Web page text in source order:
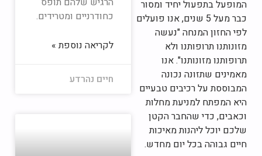
המופעל בתפעול יחיד ומסור
כבר מעל 5 שנים, אנו פועלים
לפי החזון המנחה "נעשה
מזונותנו תרופותנו ולא
תרופותנו מזונותנו". אנו
מאמינים שתזונה נכונה
המבוססת על רכיבים טבעיים
היא המפתח למניעת מחלות
וכאבים, כדי שהחבר הקטן
שלכם יוכל ליהנות מאיכות
חיים גבוהה בכל יום מחדש.
כחודרניים ומטרידים.
לקריאה נוספת »
חיים נהרדע